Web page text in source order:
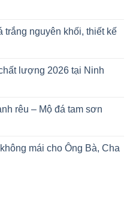
trắng nguyên khối, thiết kế
lượng 2026 tại Ninh
rêu – Mộ đá tam sơn
mái cho Ông Bà, Cha